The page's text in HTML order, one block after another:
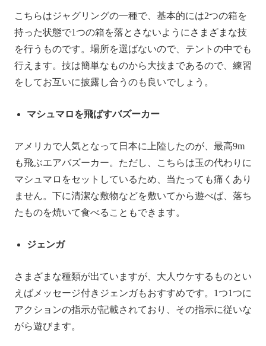
こちらはジャグリングの一種で、基本的には2つの箱を
持った状態で1つの箱を落とさないようにさまざまな技
を行うものです。場所を選ばないので、テントの中でも
行えます。技は簡単なものから大技まであるので、練習
をしてお互いに披露し合うのも良いでしょう。
マシュマロを飛ばすバズーカー
アメリカで人気となって日本に上陸したのが、最高9m
も飛ぶエアバズーカー。ただし、こちらは玉の代わりに
マシュマロをセットしているため、当たっても痛くあり
ません。下に清潔な敷物などを敷いてから遊べば、落ち
たものを焼いて食べることもできます。
ジェンガ
さまざまな種類が出ていますが、大人ウケするものとい
えばメッセージ付きジェンガもおすすめです。1つ1つに
アクションの指示が記載されており、その指示に従いな
がら遊びます。